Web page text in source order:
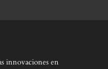
innovaciones en